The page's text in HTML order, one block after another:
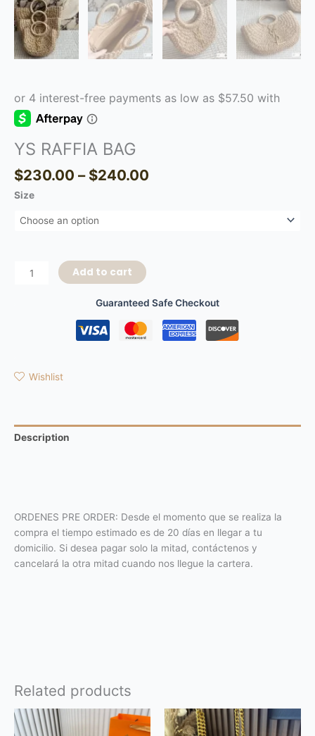
YS RAFFIA BAG
$230.00 – $240.00
Size
Add to cart
Guaranteed Safe Checkout
Wishlist
Description
ORDENES PRE ORDER: Desde el momento que se realiza la
compra el tiempo estimado es de 20 días en llegar a tu
domicilio. Si desea pagar solo la mitad, contáctenos y
cancelará la otra mitad cuando nos llegue la cartera.
Related products